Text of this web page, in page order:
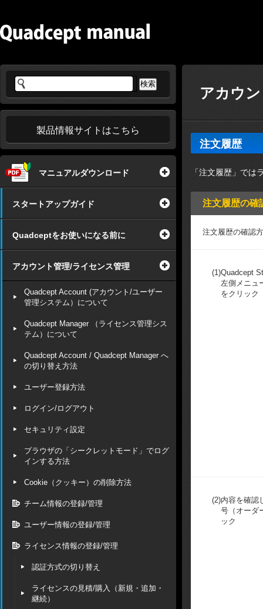
製品情報サイトはこちら
マニュアルダウンロード
スタートアップガイド
Quadceptをお使いになる前に
アカウント管理/ライセンス管理
Quadcept Account (アカウント/ユーザー
管理システム）について
Quadcept Manager （ライセンス管理シス
テム）について
Quadcept Account / Quadcept Manager へ
の切り替え方法
ユーザー登録方法
ログイン/ログアウト
セキュリティ設定
ブラウザの「シークレットモード」でログ
インする方法
Cookie（クッキー）の削除方法
チーム情報の登録/管理
ユーザー情報の登録/管理
ライセンス情報の登録/管理
認証方式の切り替え
ライセンスの見積/購入（新規・追加・
継続）
アカウ
注文履歴
「注文履歴」では
注文履歴の確
注文履歴の確認
(1)Quadcept
左側メニュ
をクリック
(2)内容を確認
号（オーダ
ック